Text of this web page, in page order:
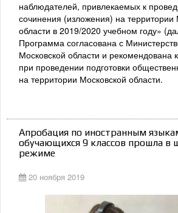
наблюдателей, привлекаемых к
сочинения (изложения) на территории
области в 2019/2020 учебном году»
Программа согласована с
Московской области и рекомендована
при проведении подготовки
на территории Московской области.
Апробация по иностранным
обучающихся 9 классов прошла в
режиме
20 ноября 2019